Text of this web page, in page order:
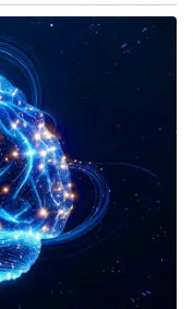
മാസത്തിനിടെ
10% ത്തോളം
കയറ്റുമതിക്ക്
onion export duty